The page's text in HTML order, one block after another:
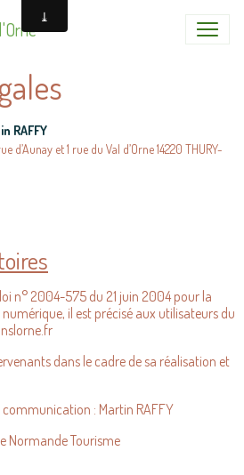
RAFFY
d’Aunay et 1 rue du Val d’Orne 14220 THURY-
n° 2004-575 du 21 juin 2004 pour la
il est précisé aux utilisateurs du
dans le cadre de sa réalisation et
: Martin RAFFY
Normande Tourisme